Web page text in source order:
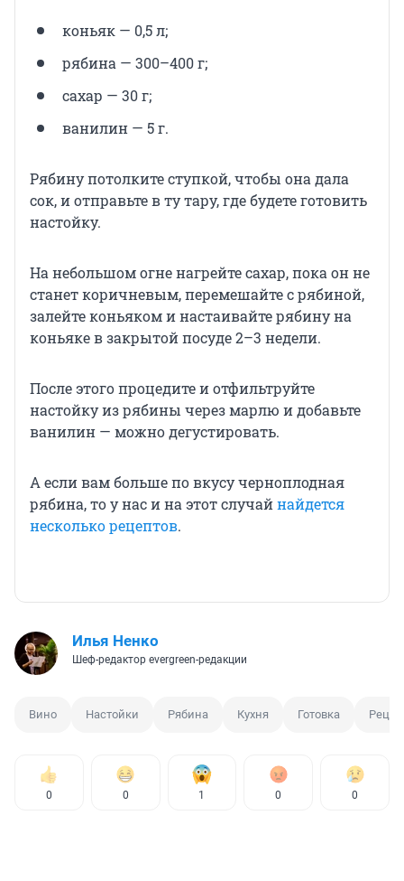
коньяк — 0,5 л;
рябина — 300–400 г;
сахар — 30 г;
ванилин — 5 г.
Рябину потолките ступкой, чтобы она дала
сок, и отправьте в ту тару, где будете готовить
настойку.
На небольшом огне нагрейте сахар, пока он не
станет коричневым, перемешайте с рябиной,
залейте коньяком и настаивайте рябину на
коньяке в закрытой посуде 2–3 недели.
После этого процедите и отфильтруйте
настойку из рябины через марлю и добавьте
ванилин — можно дегустировать.
А если вам больше по вкусу черноплодная
рябина, то у нас и на этот случайнайдется
несколько рецептов.
Илья Ненко
Шеф-редактор evergreen-редакции
Вино Настойки Рябина Кухня Готовка
0 0 1 0 0